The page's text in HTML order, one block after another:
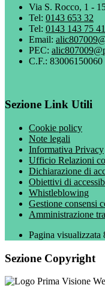
Via S. Rocco, 1 -
Tel: 0143 653 32
Tel: 0143 143 75 41
Email:
PEC:
C.F.: 83006150060
Sezione Link Utili
Cookie policy
Note legali
Informativa Privacy
Ufficio Relazioni
Dichiarazione di
Obiettivi di
Whistleblowing
Gestione consensi
Amministrazione
Pagina visualizzata
Sezione Copyright